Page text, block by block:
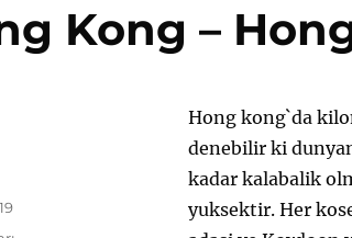
Kong –
Hong kong`da
denebilir ki
kadar kalabalik
yuksektir. Her